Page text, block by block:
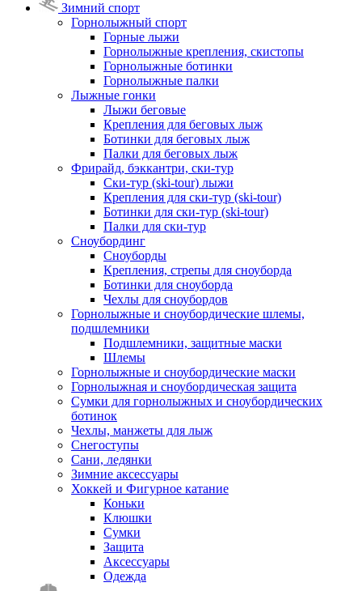
Зимний спорт
Горнолыжный спорт
Горные лыжи
Горнолыжные крепления, скистопы
Горнолыжные ботинки
Горнолыжные палки
Лыжные гонки
Лыжи беговые
Крепления для беговых лыж
Ботинки для беговых лыж
Палки для беговых лыж
Фрирайд, бэккантри, ски-тур
Ски-тур (ski-tour) лыжи
Крепления для ски-тур (ski-tour)
Ботинки для ски-тур (ski-tour)
Палки для ски-тур
Сноубординг
Сноуборды
Крепления, стрепы для сноуборда
Ботинки для сноуборда
Чехлы для сноубордов
Горнолыжные и сноубордические шлемы,
подшлемники
Подшлемники, защитные маски
Шлемы
Горнолыжные и сноубордические маски
Горнолыжная и сноубордическая защита
Сумки для горнолыжных и сноубордических
ботинок
Чехлы, манжеты для лыж
Снегоступы
Сани, ледянки
Зимние аксессуары
Хоккей и Фигурное катание
Коньки
Клюшки
Сумки
Защита
Аксессуары
Одежда